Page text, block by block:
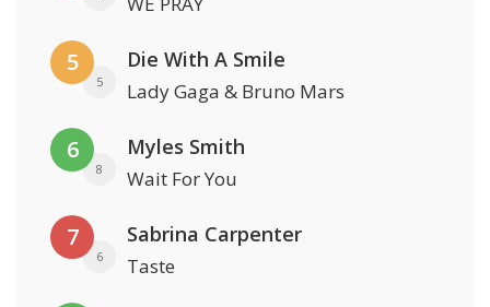
5
5
Die With A Smile
Lady Gaga & Bruno Mars
6
8
Myles Smith
Wait For You
7
6
Sabrina Carpenter
Taste